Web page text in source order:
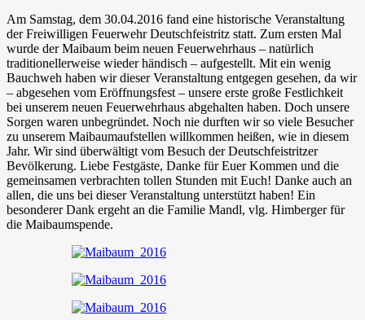
Maibaumaufstellen
Am Samstag, dem 30.04.2016 fand eine historische Veranstaltung
der Freiwilligen Feuerwehr Deutschfeistritz statt. Zum ersten Mal
wurde der Maibaum beim neuen Feuerwehrhaus – natürlich
traditionellerweise wieder händisch – aufgestellt. Mit ein wenig
Bauchweh haben wir dieser Veranstaltung entgegen gesehen, da wir
– abgesehen vom Eröffnungsfest – unsere erste große Festlichkeit
bei unserem neuen Feuerwehrhaus abgehalten haben. Doch unsere
Sorgen waren unbegründet. Noch nie durften wir so viele Besucher
zu unserem Maibaumaufstellen willkommen heißen, wie in diesem
Jahr. Wir sind überwältigt vom Besuch der Deutschfeistritzer
Bevölkerung. Liebe Festgäste, Danke für Euer Kommen und die
gemeinsamen verbrachten tollen Stunden mit Euch! Danke auch an
allen, die uns bei dieser Veranstaltung unterstützt haben! Ein
besonderer Dank ergeht an die Familie Mandl, vlg. Himberger für
die Maibaumspende.